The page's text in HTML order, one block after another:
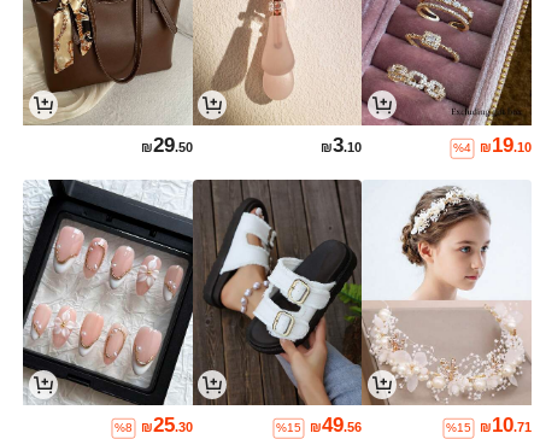
₪19.10
%4
₪3.10
₪29.50
₪10.71
%15
₪49.56
%15
₪25.30
%8